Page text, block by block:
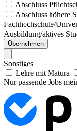
Abschluss
Abschluss höhere
Fachhochschule/
Ausbildung/aktives
Übernehmen
Sonstiges
Lehre mit Matura
Nur passende Jobs